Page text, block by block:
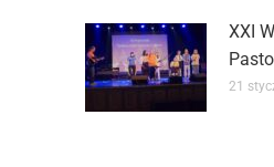
XXI
21